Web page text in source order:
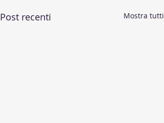
Post recenti Mostra tutti